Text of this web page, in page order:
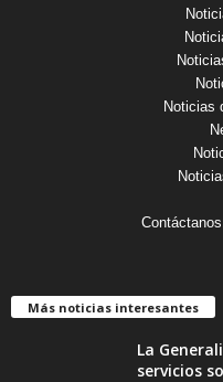
Noticias
Más noticias interesantes
La
servicios